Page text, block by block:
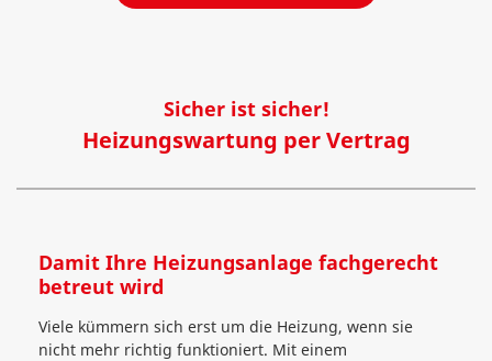
Sicher ist sicher!
Heizungswartung per Vertrag
Damit Ihre Heizungsanlage fachgerecht
betreut wird
Viele kümmern sich erst um die Heizung, wenn sie
nicht mehr richtig funktioniert. Mit einem